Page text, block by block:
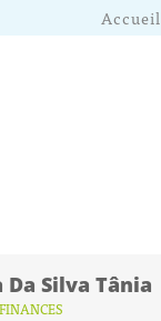
Accueil
Da Silva Tânia